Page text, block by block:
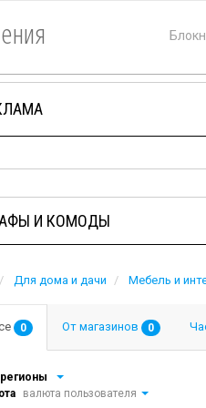
И КОМОДЫ
Для дома и дачи Мебель и
0 От магазинов 0
валюта пользователя